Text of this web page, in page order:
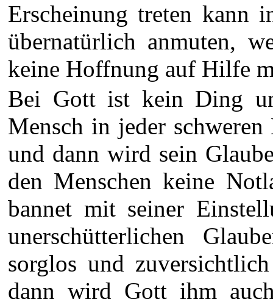
Erscheinung treten kann
übernatürlich anmuten,
keine Hoffnung auf Hilfe
Bei Gott ist kein Ding
Mensch in jeder schweren
und dann wird sein
den Menschen keine
bannet mit seiner
unerschütterlichen
sorglos und
dann wird Gott ihm